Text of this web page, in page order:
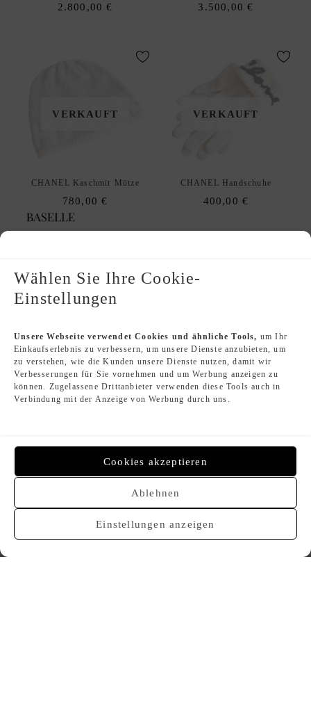
Wählen Sie Ihre Cookie-
Einstellungen
Unsere Webseite verwendet Cookies und ähnliche Tools, um Ihr
Einkaufserlebnis zu verbessern, um unsere Dienste anzubieten, um
zu verstehen, wie die Kunden unsere Dienste nutzen, damit wir
Verbesserungen für Sie vornehmen und um Werbung anzeigen zu
können. Zugelassene Drittanbieter verwenden diese Tools auch in
Verbindung mit der Anzeige von Werbung durch uns.
Cookies akzeptieren
Ablehnen
Einstellungen anzeigen
2.800,00€ 3.500,00€
VERKAUFT
CHANEL Kaschmir Mütze
780,00€
VERKAUFT
CHANEL Handschuhe
400,00 €
VERKAUFT
Chanel 18V CC Pendant Halskette
650,00
CHANEL 24B Round CC Earrings
620,00